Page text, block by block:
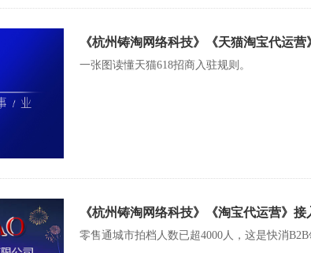
《杭州铸淘网络科技》《天猫淘宝代运
一张图读懂天猫618招商入驻规则。
《杭州铸淘网络科技》《淘宝代运营》
零售通城市拍档人数已超4000人，这是快消B2B